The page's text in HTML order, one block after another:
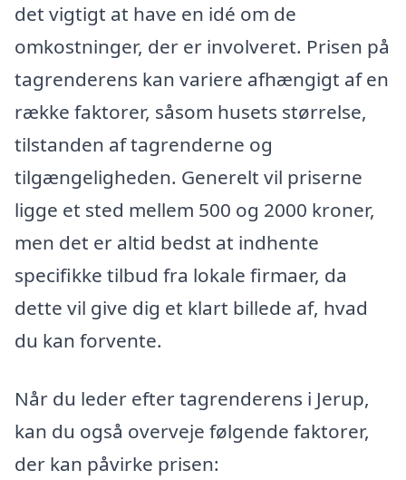
det vigtigt at have en idé om de
omkostninger, der er involveret. Prisen på
tagrenderens kan variere afhængigt af en
række faktorer, såsom husets størrelse,
tilstanden af tagrenderne og
tilgængeligheden. Generelt vil priserne
ligge et sted mellem 500 og 2000 kroner,
men det er altid bedst at indhente
specifikke tilbud fra lokale firmaer, da
dette vil give dig et klart billede af, hvad
du kan forvente.
Når du leder efter tagrenderens i Jerup,
kan du også overveje følgende faktorer,
der kan påvirke prisen: